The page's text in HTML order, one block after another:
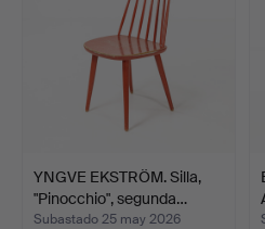
YNGVE EKSTRÖM. Silla,
"Pinocchio", segunda…
Subastado 25 may 2026